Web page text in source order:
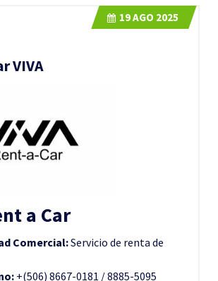
VIVA
19AGO 2025
a Car
Comercial:Servicio de renta de
+(506) 8667-0181 / 8885-5095